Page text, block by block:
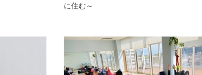
に住む～